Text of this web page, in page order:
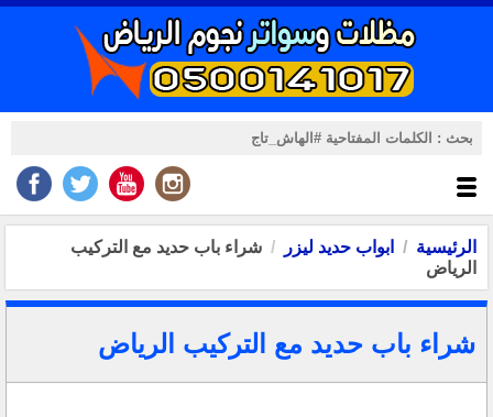
الرئيسية ابواب حديد ليزر
شراء باب حديد مع التركيب
الرياض
شراء باب حديد مع التركيب الرياض